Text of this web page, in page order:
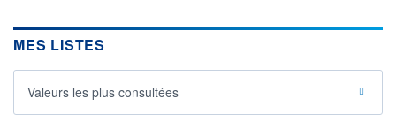
96
102
MES LISTES
Valeurs les plus consultées